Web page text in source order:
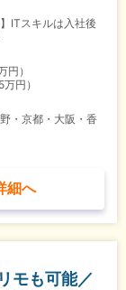
ITスキルは入社後
）
円）
・京都・大阪・香
細へ
モも可能／